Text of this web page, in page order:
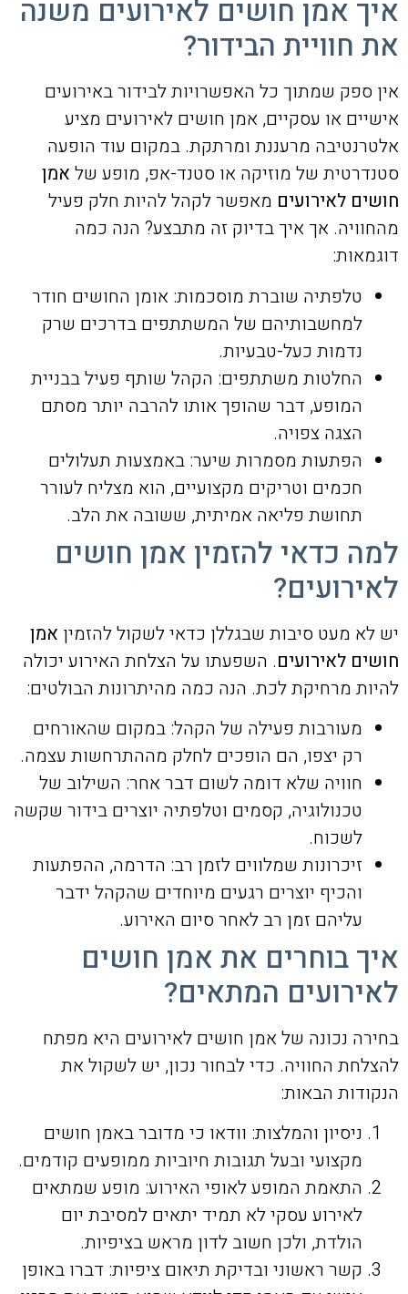
איך אמן חושים לאירועים משנה
את חוויית הבידור?
אין ספק שמתוך כל האפשרויות לבידור באירועים
אישיים או עסקיים, אמן חושים לאירועים מציע
אלטרנטיבה מרעננת ומרתקת. במקום עוד הופעה
סטנדרטית של מוזיקה או סטנד-אפ, מופע של אמן
חושים לאירועים מאפשר לקהל להיות חלק פעיל
מהחוויה. אך איך בדיוק זה מתבצע? הנה כמה
דוגמאות:
טלפתיה שוברת מוסכמות: אומן החושים חודר
למחשבותיהם של המשתתפים בדרכים שרק
נדמות כעל-טבעיות.
החלטות משתתפים: הקהל שותף פעיל בבניית
המופע, דבר שהופך אותו להרבה יותר מסתם
הצגה צפויה.
הפתעות מסמרות שיער: באמצעות תעלולים
חכמים וטריקים מקצועיים, הוא מצליח לעורר
תחושת פליאה אמיתית, ששובה את הלב.
למה כדאי להזמין אמן חושים
לאירועים?
יש לא מעט סיבות שבגללן כדאי לשקול להזמין אמן
חושים לאירועים. השפעתו על הצלחת האירוע יכולה
להיות מרחיקת לכת. הנה כמה מהיתרונות הבולטים:
מעורבות פעילה של הקהל: במקום שהאורחים
רק יצפו, הם הופכים לחלק מההתרחשות עצמה.
חוויה שלא דומה לשום דבר אחר: השילוב של
טכנולוגיה, קסמים וטלפתיה יוצרים בידור שקשה
לשכוח.
זיכרונות שמלווים לזמן רב: הדרמה, ההפתעות
והכיף יוצרים רגעים מיוחדים שהקהל ידבר
עליהם זמן רב לאחר סיום האירוע.
איך בוחרים את אמן חושים
לאירועים המתאים?
בחירה נכונה של אמן חושים לאירועים היא מפתח
להצלחת החוויה. כדי לבחור נכון, יש לשקול את
הנקודות הבאות:
ניסיון והמלצות: וודאו כי מדובר באמן חושים
מקצועי ובעל תגובות חיוביות ממופעים קודמים.
התאמת המופע לאופי האירוע: מופע שמתאים
לאירוע עסקי לא תמיד יתאים למסיבת יום
הולדת, ולכן חשוב לדון מראש בציפיות.
קשר ראשוני ובדיקת תיאום ציפיות: דברו באופן